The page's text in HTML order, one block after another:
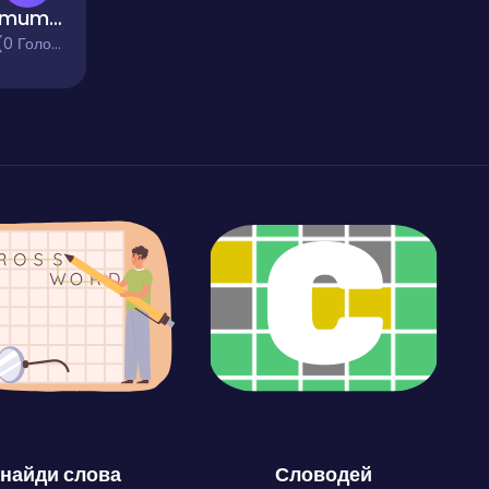
Maximum Streets - Drag Race
слова Словодей